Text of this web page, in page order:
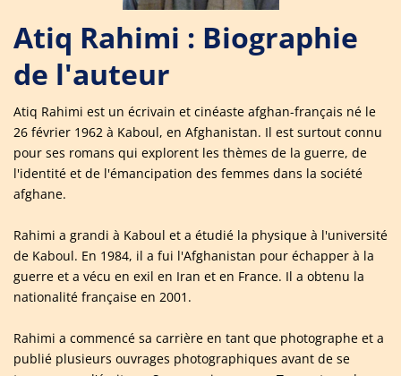
Atiq Rahimi : Biographie
de l'auteur
Atiq Rahimi est un écrivain et cinéaste afghan-français né le
26 février 1962 à Kaboul, en Afghanistan. Il est surtout connu
pour ses romans qui explorent les thèmes de la guerre, de
l'identité et de l'émancipation des femmes dans la société
afghane.
Rahimi a grandi à Kaboul et a étudié la physique à l'université
de Kaboul. En 1984, il a fui l'Afghanistan pour échapper à la
guerre et a vécu en exil en Iran et en France. Il a obtenu la
nationalité française en 2001.
Rahimi a commencé sa carrière en tant que photographe et a
publié plusieurs ouvrages photographiques avant de se